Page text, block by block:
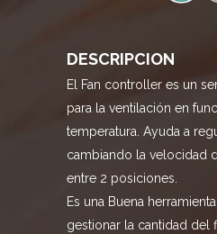
DESCRIPCION
El Fan controller es un
para la ventilación en
temperatura. Ayuda a
cambiando la velocidad
entre 2 posiciones.
Es una Buena
gestionar la cantidad del